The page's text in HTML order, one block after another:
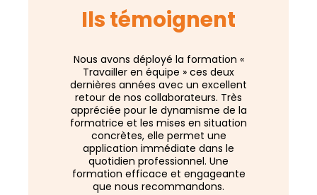
Ils témoignent
Nous avons déployé la formation «
Travailler en équipe » ces deux
dernières années avec un excellent
retour de nos collaborateurs. Très
appréciée pour le dynamisme de la
formatrice et les mises en situation
concrètes, elle permet une
application immédiate dans le
quotidien professionnel. Une
formation efficace et engageante
que nous recommandons.